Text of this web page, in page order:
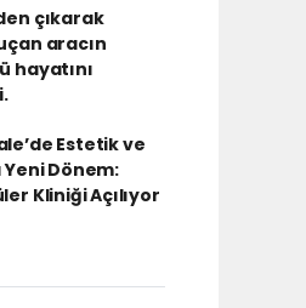
çıkarak
aracın
hayatını
Estetik ve
Yeni Dönem:
Kliniği Açılıyor